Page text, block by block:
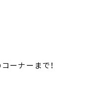
ーナーまで！